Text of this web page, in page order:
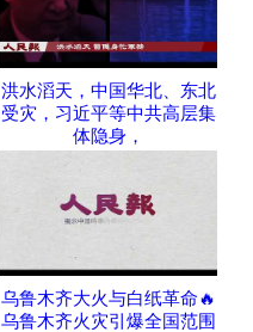
洪水滔天，中国华北、东北
受灾，习近平等中共高层集
体隐身，
乌鲁木齐大火与白纸革命🔥
乌鲁木齐火灾引爆全国范围